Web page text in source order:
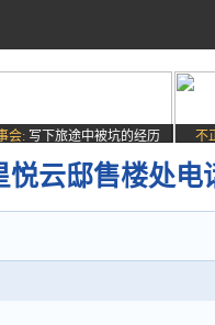
会: 写下旅途中被坑的经历 不
云邸售楼处电